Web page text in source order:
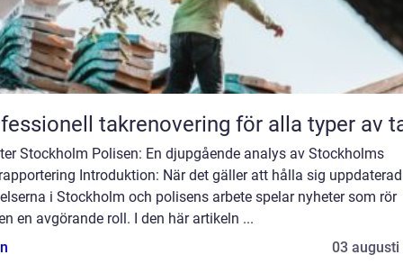
takrenovering för alla typer av
Stockholm Polisen: En djupgående analys av Stockholms
Introduktion: När det gäller att hålla sig
i Stockholm och polisens arbete spelar nyheter som rör
en avgörande roll. I den här artikeln ...
03 augusti